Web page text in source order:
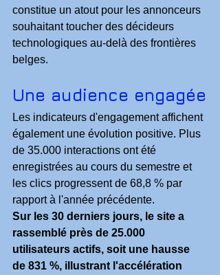
constitue un atout pour les annonceurs
souhaitant toucher des décideurs
technologiques au-delà des frontières
belges.
Une audience engagée
Les indicateurs d'engagement affichent
également une évolution positive. Plus
de 35.000 interactions ont été
enregistrées au cours du semestre et
les clics progressent de 68,8 % par
rapport à l'année précédente.
Sur les 30 derniers jours, le site a
rassemblé près de 25.000
utilisateurs actifs, soit une hausse
de 831 %, illustrant l'accélération